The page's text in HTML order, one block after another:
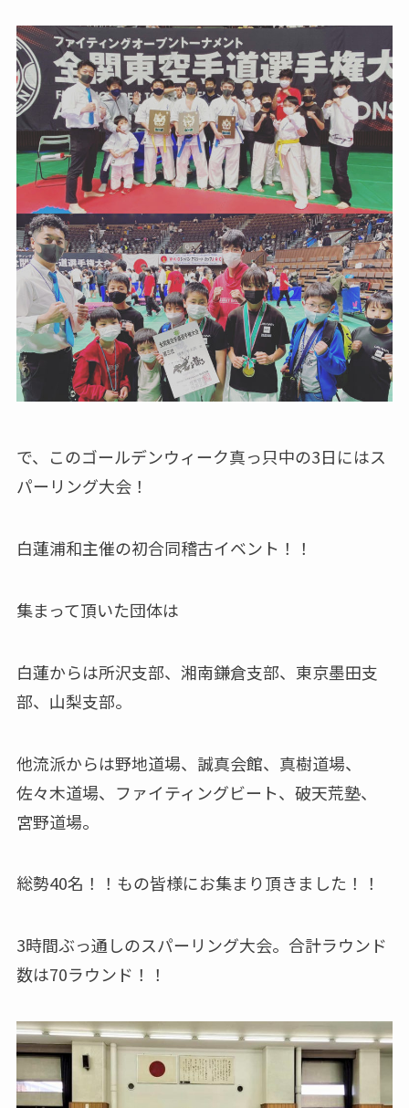
で、このゴールデンウィーク真っ只中の3日にはス
パーリング大会！
白蓮浦和主催の初合同稽古イベント！！
集まって頂いた団体は
白蓮からは所沢支部、湘南鎌倉支部、東京墨田支
部、山梨支部。
他流派からは野地道場、誠真会館、真樹道場、
佐々木道場、ファイティングビート、破天荒塾、
宮野道場。
総勢40名！！もの皆様にお集まり頂きました！！
3時間ぶっ通しのスパーリング大会。合計ラウンド
数は70ラウンド！！